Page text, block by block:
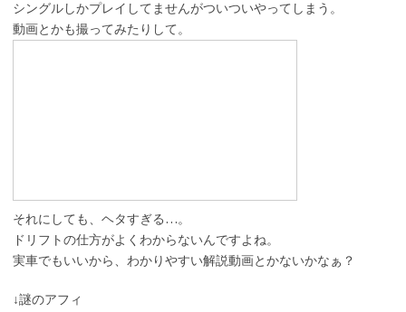
シングルしかプレイしてませんがついついやってしまう。
動画とかも撮ってみたりして。
それにしても、ヘタすぎる…。
ドリフトの仕方がよくわからないんですよね。
実車でもいいから、わかりやすい解説動画とかないかなぁ？
↓謎のアフィ